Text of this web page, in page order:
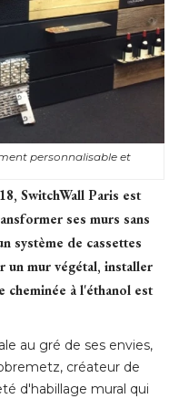
personnalisable et
SwitchWall Paris est
ses murs sans
système de cassettes
un mur végétal, installer
cheminée à l'éthanol est
au gré de ses envies,
créateur de
d'habillage mural qui